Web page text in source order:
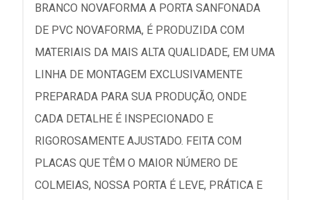
BRANCO NOVAFORMA A PORTA SANFONADA
DE PVC NOVAFORMA, É PRODUZIDA COM
MATERIAIS DA MAIS ALTA QUALIDADE, EM UMA
LINHA DE MONTAGEM EXCLUSIVAMENTE
PREPARADA PARA SUA PRODUÇÃO, ONDE
CADA DETALHE É INSPECIONADO E
RIGOROSAMENTE AJUSTADO. FEITA COM
PLACAS QUE TÊM O MAIOR NÚMERO DE
COLMEIAS, NOSSA PORTA É LEVE, PRÁTICA E